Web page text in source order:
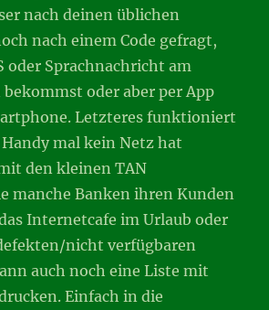
nach deinen üblichen
nach einem Code gefragt,
oder Sprachnachricht am
oder aber per App
Letzteres funktioniert
mal kein Netz hat
den kleinen TAN
manche Banken ihren Kunden
Internetcafe im Urlaub oder
nicht verfügbaren
auch noch eine Liste mit
Einfach in die